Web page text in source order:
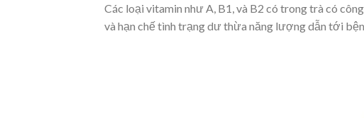
Các loại vitamin như A, B1, và B2 có trong trà có
và hạn chế tình trạng dư thừa năng lượng dẫn tới